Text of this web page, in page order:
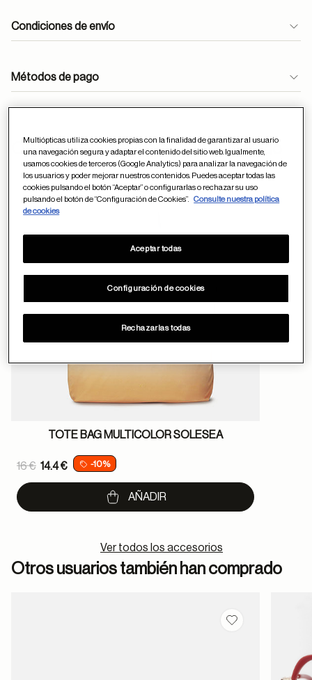
ayuda
Condiciones de envío
Métodos de pago
Otros usuarios tambien han comprado
TOTE BAG MULTICOLOR SOLESEA
Price reduced from
16 €
to
14.4 € -10%
AÑADIR
Ver todos los accesorios
Otros usuarios también han comprado
Guardar en
Multiópticas utiliza cookies propias con la finalidad de garantizar al usuario
una navegación segura y adaptar el contenido del sitio web. Igualmente,
usamos cookies de terceros (Google Analytics) para analizar la navegación de
los usuarios y poder mejorar nuestros contenidos. Puedes aceptar todas las
cookies pulsando el botón “Aceptar” o configurarlas o rechazar su uso
pulsando el botón de “Configuración de Cookies”.
Consulte nuestra política
de cookies
Configuración de cookies
Rechazarlas todas
Aceptar todas